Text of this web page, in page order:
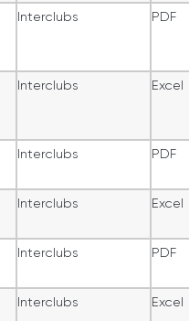
Interclubs PDF
Interclubs Excel
Interclubs PDF
Interclubs Excel
Interclubs PDF
Interclubs Excel